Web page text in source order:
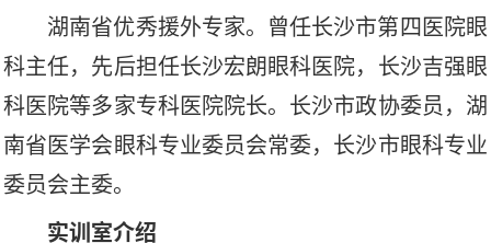
湖南省优秀援外专家。曾任长沙市第四医院眼
科主任，先后担任长沙宏朗眼科医院，长沙吉强眼
科医院等多家专科医院院长。长沙市政协委员，湖
南省医学会眼科专业委员会常委，长沙市眼科专业
委员会主委。
实训室介绍